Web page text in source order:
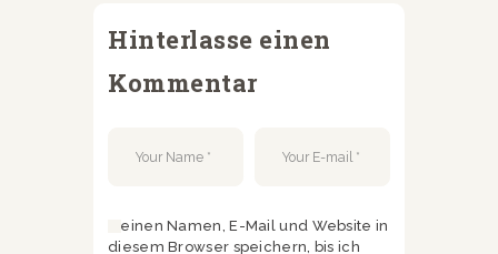
Hinterlasse einen
Kommentar
Meinen Namen, E-Mail und Website in
diesem Browser speichern, bis ich